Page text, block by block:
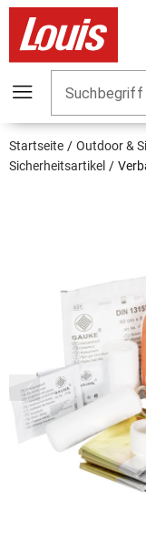
Suchbegriff
Startseite Outdoor &
Sicherheitsartikel